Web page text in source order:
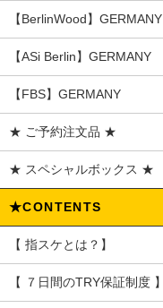
【BerlinWood】GERMANY
【ASi Berlin】GERMANY
【FBS】GERMANY
★ ご予約注文品 ★
★ スペシャルボックス ★
★CONTENTS
【 指スケとは？】
【 ７日間のTRY保証制度 】